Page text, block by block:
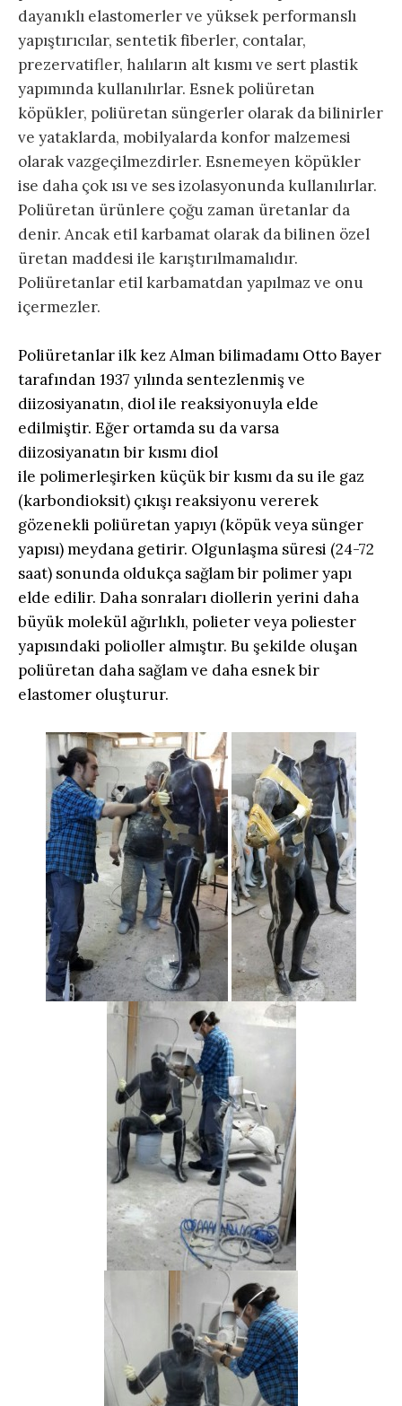
dayanıklı elastomerler ve yüksek performanslı
yapıştırıcılar, sentetik fiberler, contalar,
prezervatifler, halıların alt kısmı ve sert plastik
yapımında kullanılırlar. Esnek poliüretan
köpükler, poliüretan süngerler olarak da bilinirler
ve yataklarda, mobilyalarda konfor malzemesi
olarak vazgeçilmezdirler. Esnemeyen köpükler
ise daha çok ısı ve ses izolasyonunda kullanılırlar.
Poliüretan ürünlere çoğu zaman üretanlar da
denir. Ancak etil karbamat olarak da bilinen özel
üretan maddesi ile karıştırılmamalıdır.
Poliüretanlar etil karbamatdan yapılmaz ve onu
içermezler.
Poliüretanlarilk kez Alman bilimadamı Otto Bayer
tarafından 1937 yılında sentezlenmiş ve
diizosiyanatın, diol ile reaksiyonuyla elde
edilmiştir. Eğer ortamda su da varsa
diizosiyanatın bir kısmı diol
ile polimerleşirken küçük bir kısmı da su ile gaz
(karbondioksit) çıkışı reaksiyonu vererek
gözenekli poliüretan yapıyı (köpük veya sünger
yapısı) meydana getirir. Olgunlaşma süresi (24-72
saat) sonunda oldukça sağlam bir polimeryapı
elde edilir. Daha sonraları diollerin yerini daha
büyük molekül ağırlıklı, polieter veya poliester
yapısındaki polioller almıştır. Bu şekilde oluşan
poliüretan daha sağlam ve daha esnek bir
elastomer oluşturur.